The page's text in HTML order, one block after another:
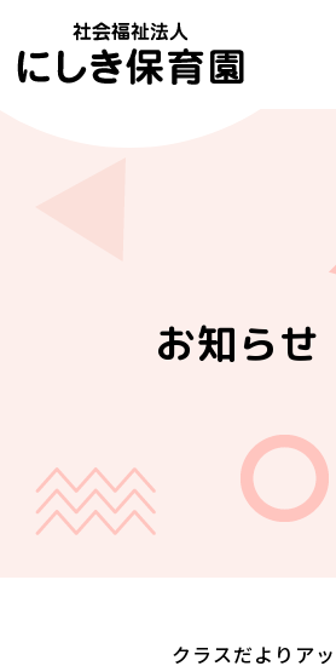
お知らせ
クラスだよりア